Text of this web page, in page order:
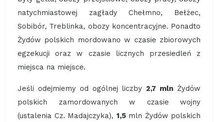
natychmiastowej zagłady Chełmno, Bełżec,
Sobibór, Treblinka, obozy koncentracyjne. Ponadto
Żydów polskich mordowano w czasie zbiorowych
egzekucji oraz w czasie licznych przesiedleń z
miejsca na miejsce.
Jeśli odejmiemy od ogólnej liczby 2,7 mln Żydów
polskich zamordowanych w czasie wojny
(ustalenia Cz. Madajczyka), 1,5mln Żydów polskich